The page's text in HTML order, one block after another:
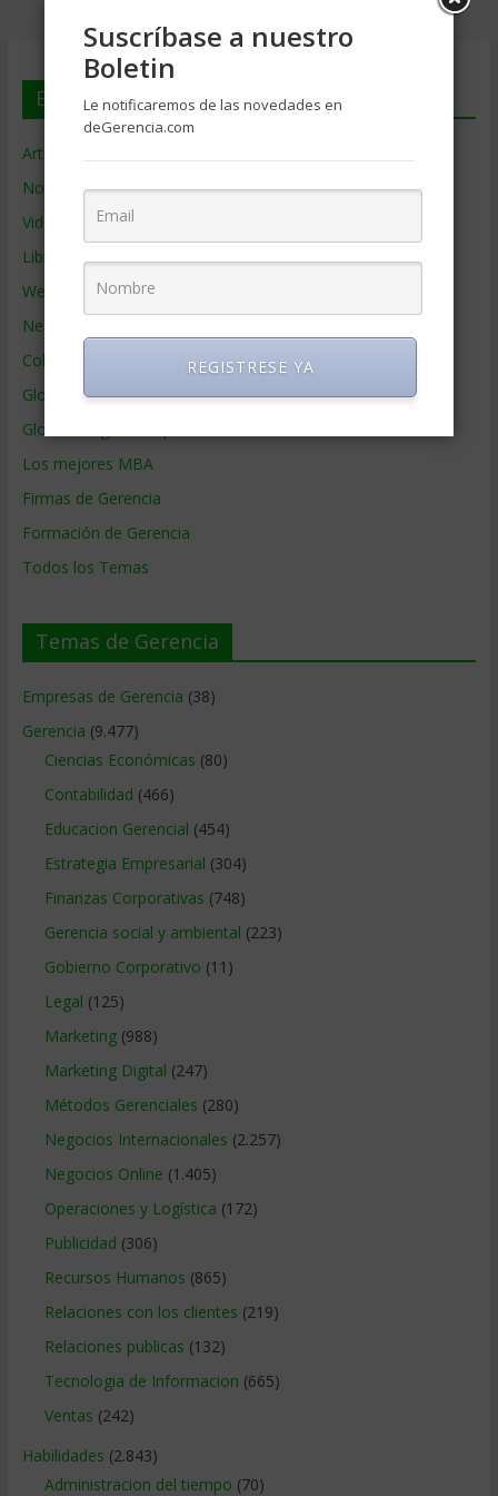
En deGerencia.com
Artículos de Gerencia
Noticias de Gerencia
Videos de Gerencia
Libros de Gerencia
Webs de Gerencia
Negocios por País
Colaboradores de Gerencia
Glosario
Glosario Inglés – Español
Los mejores MBA
Firmas de Gerencia
Formación de Gerencia
Todos los Temas
Temas de Gerencia
Empresas de Gerencia (38)
Gerencia (9.477)
Ciencias Económicas (80)
Contabilidad (466)
Educacion Gerencial (454)
Estrategia Empresarial (304)
Finanzas Corporativas (748)
Gerencia social y ambiental (223)
Gobierno Corporativo (11)
Legal (125)
Marketing(988)
Marketing Digital (247)
Métodos Gerenciales (280)
Negocios Internacionales (2.257)
Negocios Online (1.405)
Operaciones y Logística (172)
Publicidad (306)
Recursos Humanos (865)
Relaciones con los clientes (219)
Relaciones publicas (132)
Tecnologia de Informacion (665)
Ventas (242)
Habilidades (2.843)
Administracion del tiempo (70)
Suscríbase a nuestro
Boletin
Le notificaremos de las novedades en
deGerencia.com
REGISTRESE YA